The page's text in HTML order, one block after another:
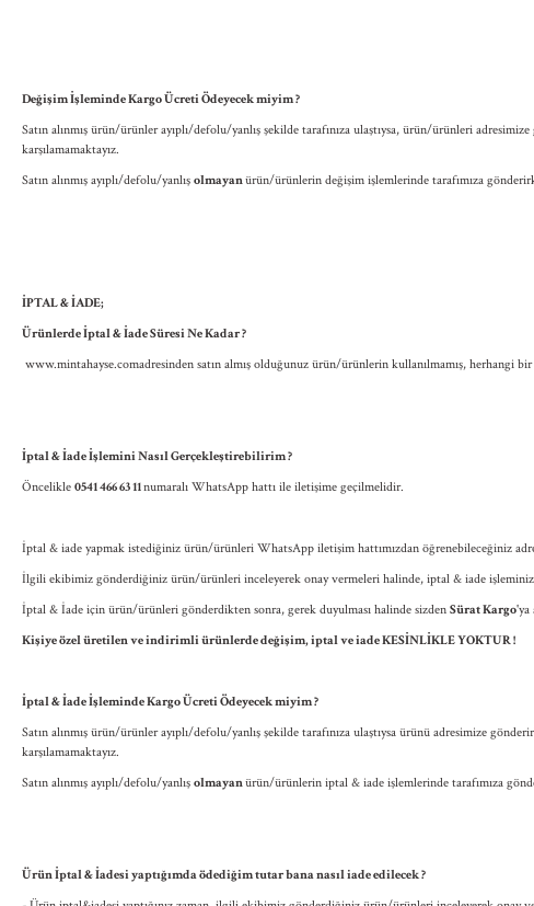
Değişim İşleminde Kargo Ücreti Ödeyecek miyim ?
Satın alınmış ürün/ürünler ayıplı/defolu/yanlış şekilde tarafınıza ulaştıysa, ürün/ürünleri
karşılamamaktayız.
Satın alınmış ayıplı/defolu/yanlış olmayanürün/ürünlerin değişim işlemlerinde tarafımıza
İPTAL & İADE;
Ürünlerde İptal & İade Süresi Ne Kadar ?
www.mintahayse.comadresinden satın almış olduğunuz ürün/ürünlerin kullanılmamış, herhangi
İptal & İade İşlemini Nasıl Gerçekleştirebilirim ?
Öncelikle 0541 466 63 11numaralı WhatsApp hattı ile iletişime geçilmelidir.
İptal & iade yapmak istediğiniz ürün/ürünleri WhatsApp iletişim hattımızdan öğrenebileceğiniz
İlgili ekibimiz gönderdiğiniz ürün/ürünleri inceleyerek onay vermeleri halinde, iptal & iade
İptal & İade için ürün/ürünleri gönderdikten sonra, gerek duyulması halinde sizden Sürat Kargo'ya
Kişiye özel üretilen ve indirimli ürünlerde değişim, iptal ve iade KESİNLİKLE YOKTUR !
İptal & İade İşleminde Kargo Ücreti Ödeyecek miyim ?
Satın alınmış ürün/ürünler ayıplı/defolu/yanlış şekilde tarafınıza ulaştıysa ürünü adresimize
karşılamamaktayız.
Satın alınmış ayıplı/defolu/yanlış olmayanürün/ürünlerin iptal & iade işlemlerinde tarafımıza
Ürün İptal & İadesi yaptığımda ödediğim tutar bana nasıl iade edilecek ?